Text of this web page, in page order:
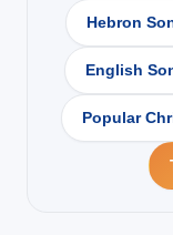
Hebron
English
Popular